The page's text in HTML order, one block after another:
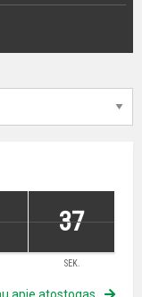
36
SEK.